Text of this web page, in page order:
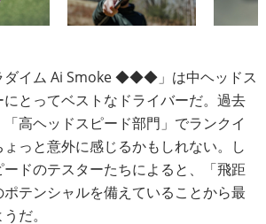
ダイム Ai Smoke ◆◆◆」は中ヘッドス
とってベストなドライバーだ。過去
高ヘッドスピード部門」でランクイ
っと意外に感じるかもしれない。し
ドのテスターたちによると、「飛距
テンシャルを備えていることから最
だ。